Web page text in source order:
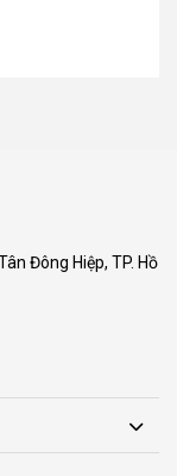
Đông Hiệp, TP. Hồ